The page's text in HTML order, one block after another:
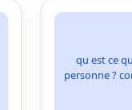
qu est ce
personne ?